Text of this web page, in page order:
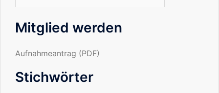
Mitglied werden
Aufnahmeantrag (PDF)
Stichwörter